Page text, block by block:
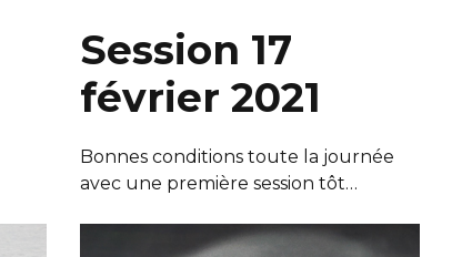
Session 17
février 2021
Bonnes conditions toute la journée
avec une première session tôt…